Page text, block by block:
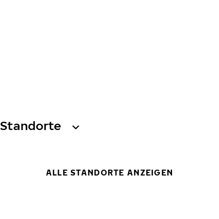
Standorte
ALLE STANDORTE ANZEIGEN